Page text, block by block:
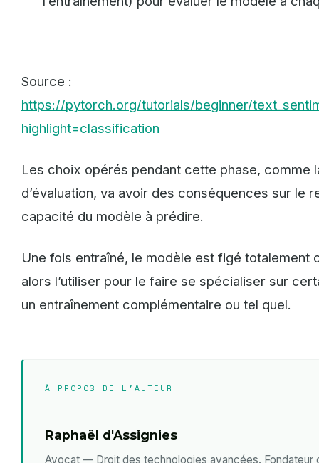
Source :
https://pytorch.org/tutorials/beginner/
highlight=classification
Les choix opérés pendant cette phase, comme
d’évaluation, va avoir des conséquences sur le
capacité du modèle à prédire.
Une fois entraîné, le modèle est figé totalement
alors l’utiliser pour le faire se spécialiser sur
un entraînement complémentaire ou tel quel.
À PROPOS DE L'AUTEUR
Raphaël d'Assignies
Avocat — Droit des technologies avancées. Fondateur